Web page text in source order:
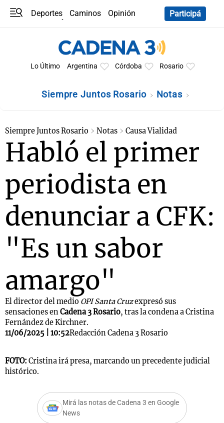
Deportes Caminos
Opinión
Participá
Lo Último Argentina Córdoba Rosario
Siempre Juntos Rosario Notas
Siempre Juntos Rosario Notas Causa Vialidad
Habló el primer
periodista en
denunciar a CFK:
"Es un sabor
amargo"
El director del medio OPI Santa Cruzexpresó sus
sensaciones enCadena 3 Rosario, tras la condena a Cristina
Fernández de Kirchner.
11/06/2025 | 10:52Redacción Cadena 3 Rosario
FOTO: Cristina irá presa, marcando un precedente judicial
histórico.
Mirá las notas de Cadena 3 en Google
News